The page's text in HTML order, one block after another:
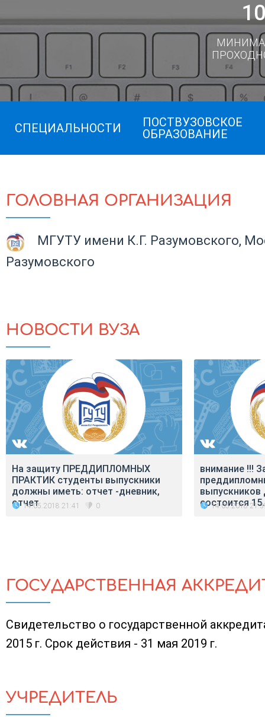
СПЕЦИАЛЬНОСТИ
ПОСТВУЗОВСКОЕ
ОБРАЗОВАНИЕ
ГОЛОВНАЯ ОРГАНИЗАЦИЯ
МГУТУ имени К.Г. Разумовского,
Разумовского
НОВОСТИ ВУЗА
На защиту ПРЕДДИПЛОМНЫХ
ПРАКТИК студенты выпускники
должны иметь: отчет -дневник,
отчет
14.05.2018 21:41 0
внимание !!!
состоится
14.05.2018
ГОСУДАРСТВЕННАЯ
Свидетельство о государственной
2015 г. Срок действия - 31 мая 2019 г.
УЧРЕДИТЕЛЬ